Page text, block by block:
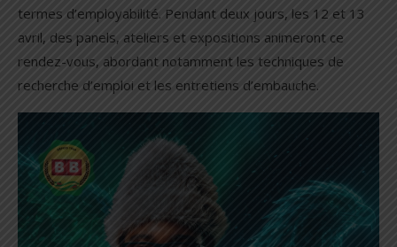
termes d’employabilité. Pendant deux jours, les 12 et 13
avril, des panels, ateliers et expositions animeront ce
rendez-vous, abordant notamment les techniques de
recherche d’emploi et les entretiens d’embauche.